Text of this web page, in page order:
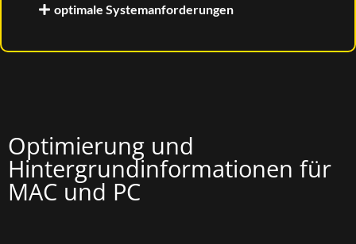
optimale Systemanforderungen
Optimierung und
Hintergrundinformationen für
MAC und PC